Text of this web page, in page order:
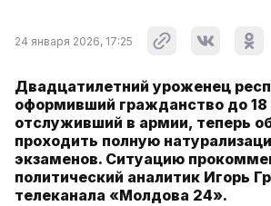
24 января 2026, 17:25
Двадцатилетний уроженец
оформивший гражданство до 18
отслуживший в армии, теперь
проходить полную
экзаменов. Ситуацию
политический аналитик Игорь
телеканала «Молдова 24».